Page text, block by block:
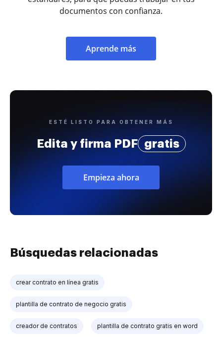
documentos con confianza.
Aprende más
ESTÉ LISTO PARA OBTENER MÁS
Edita y firma PDF gratis
Empieza ahora
Búsquedas relacionadas
crear contrato en línea gratis
plantilla de contrato de negocio gratis
creador de contratos plantilla de contrato gratis en word